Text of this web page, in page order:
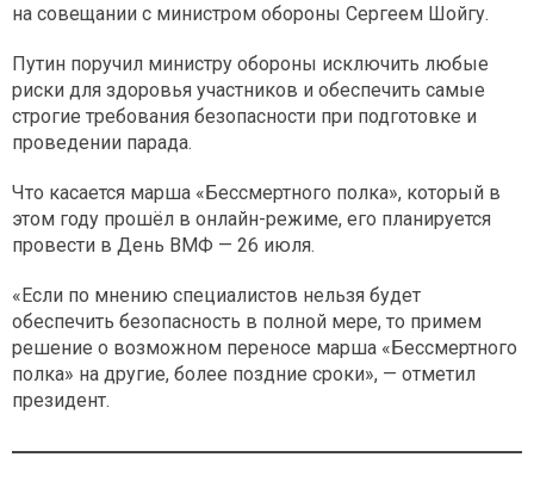
на совещании с министром обороны Сергеем Шойгу.
Путин поручил министру обороны исключить любые
риски для здоровья участников и обеспечить самые
строгие требования безопасности при подготовке и
проведении парада.
Что касается марша «Бессмертного полка», который в
этом году прошёл в онлайн-режиме, его планируется
провести в День ВМФ — 26 июля.
«Если по мнению специалистов нельзя будет
обеспечить безопасность в полной мере, то примем
решение о возможном переносе марша «Бессмертного
полка» на другие, более поздние сроки», — отметил
президент.